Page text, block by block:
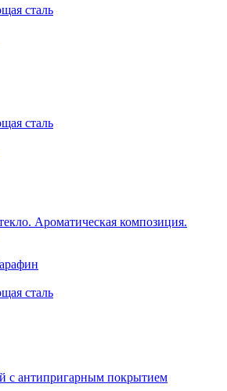
сталь
сталь
Ароматическая композиция.
сталь
с антипригарным покрытием